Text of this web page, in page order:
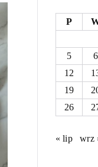
P
5
6
12
19
26
« lip wrz